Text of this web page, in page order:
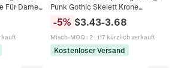
Für Damen
Punk Gothic Skelett Krone
Siegelring Fingerring
-5% $3.43-3.68
Misch-MOQ : 2· 117 kürzlich verkauft
Kostenloser Versand